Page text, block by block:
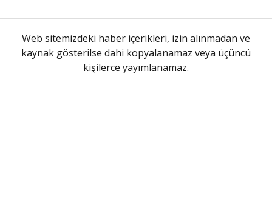
Web sitemizdeki haber içerikleri, izin alınmadan ve